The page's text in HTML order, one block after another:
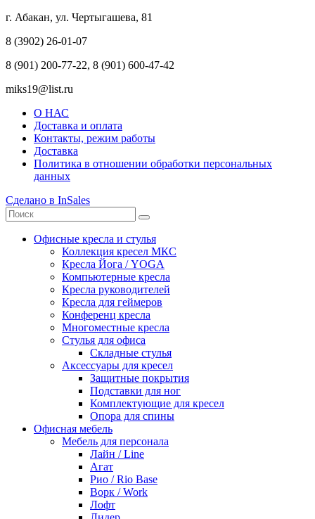
г. Абакан, ул. Чертыгашева, 81
8 (3902) 26-01-07
8 (901) 200-77-22, 8 (901) 600-47-42
miks19@list.ru
О НАС
Доставка и оплата
Контакты, режим работы
Доставка
Политика в отношении обработки персональных
данных
Сделано в InSales
Офисные кресла и стулья
Коллекция кресел МКС
Кресла Йога / YOGA
Компьютерные кресла
Кресла руководителей
Кресла для геймеров
Конференц кресла
Многоместные кресла
Стулья для офиса
Складные стулья
Аксессуары для кресел
Защитные покрытия
Подставки для ног
Комплектующие для кресел
Опора для спины
Офисная мебель
Мебель для персонала
Лайн / Line
Агат
Рио / Rio Base
Ворк / Work
Лофт